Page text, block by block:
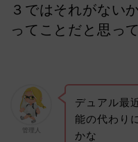
３ではそれがない
ってことだと思っ
管理人
デュアル最
能の代わり
かな